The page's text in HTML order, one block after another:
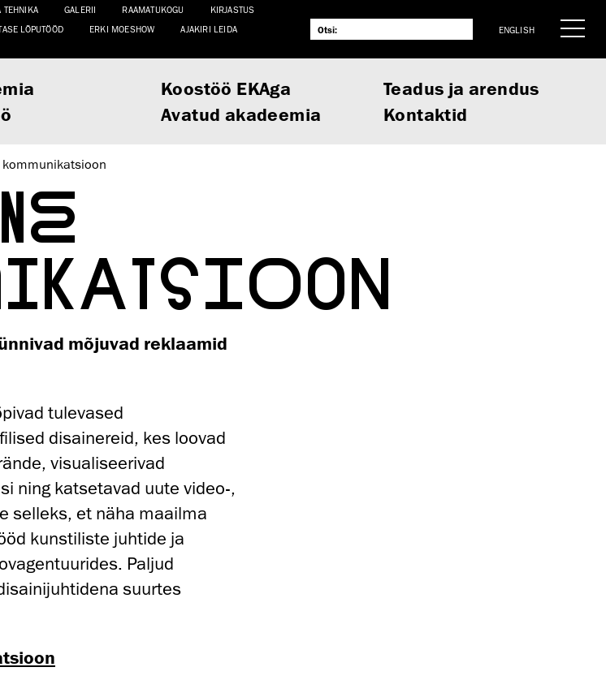
TEHNIKA GALERII RAAMATUKOGU
KIRJASTUS
LÕPUTÖÖD ERKI MOESHOW
AJAKIRI LEIDA
ENGLISH
Koostöö EKAga
Teadus ja arendus
Avatud akadeemia Kontaktid
mõjuvad reklaamid
tulevased
disainereid, kes loovad
visualiseerivad
ning katsetavad uute video-,
selleks, et näha maailma
kunstiliste juhtide ja
Paljud
suurtes